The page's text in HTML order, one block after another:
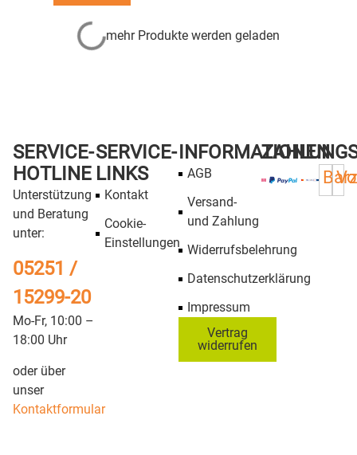
Farbe:Weiss, Getönt
Gebindegröße: 750ml, 2,5l, 5l
30,50€– 155,00 €*
Details
Capadur
Farbton:
weiß, getönt, farblos,
Ebenholz, Akazie, Eiche, Kiefer,
Mahagoni, Nußbaum,
Palisander, Teak, Walnuß
2,5l, 5l
30,00 € 186,00